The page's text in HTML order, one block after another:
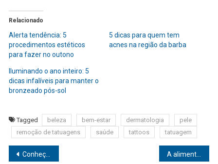
Relacionado
Alerta tendência: 5
procedimentos estéticos
para fazer no outono
5 dicas para quem tem
acnes na região da barba
Iluminando o ano inteiro: 5
dicas infalíveis para manter o
bronzeado pós-sol
Tagged beleza bem-estar dermatologia
pele
remoção de tatuagens
saúde tattoos tatuagem
Navegação
Conheça os benefícios dos antioxidantes para manter o corpo saudável durante todo o ano